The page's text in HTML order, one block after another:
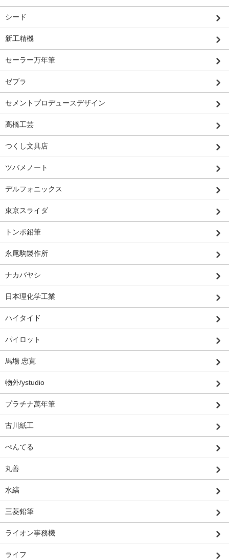
シード
新工精機
セーラー万年筆
ゼブラ
セメントプロデュースデザイン
高橋工芸
つくし文具店
ツバメノート
デルフォニックス
東京スライダ
トンボ鉛筆
永尾駒製作所
ナカバヤシ
日本理化学工業
ハイタイド
パイロット
馬場 忠寛
物外/ystudio
プラチナ萬年筆
古川紙工
ぺんてる
丸善
水縞
三菱鉛筆
ライオン事務機
ライフ